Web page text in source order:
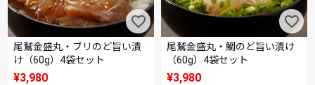
尾鷲金盛丸・ブリのど旨い漬
け（60g）4袋セット
¥3,980
尾鷲金盛丸・鯛のど旨い漬け
（60g）4袋セット
¥3,980